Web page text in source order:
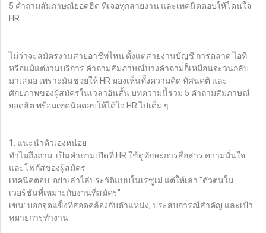
5 คำถามสัมภาษณ์ยอดฮิต ที่เจอทุกสายงาน และเทคนิคตอบให้โดนใจ
HR
ไม่ว่าจะสมัครงานสายอาชีพไหน ตั้งแต่สายงานบัญชี การตลาด ไอที
หรือแม้แต่งานบริการ คำถามสัมภาษณ์บางคำถามก็เหมือนจะวนกลับ
มาเสมอ เพราะมันช่วยให้ HR มองเห็นทั้งความคิด ทัศนคติ และ
ศักยภาพของผู้สมัครในเวลาอันสั้น บทความนี้รวม 5 คำถามสัมภาษณ์
ยอดฮิต พร้อมเทคนิคตอบให้ได้ใจ HR ไปเต็ม ๆ
1. แนะนำตัวเองหน่อย
ทำไมถึงถาม: เป็นคำถามเปิดที่ HR ใช้ดูทักษะการสื่อสาร ความมั่นใจ
และโฟกัสของผู้สมัคร
เทคนิคตอบ: อย่าเล่าไล่ประวัติแบบในเรซูเม่ แต่ให้เล่า "ตัวตนใน
เวอร์ชันที่เหมาะกับงานที่สมัคร"
เช่น: บอกจุดแข็งที่สอดคล้องกับตำแหน่ง, ประสบการณ์สำคัญ และเป้า
หมายการทำงาน